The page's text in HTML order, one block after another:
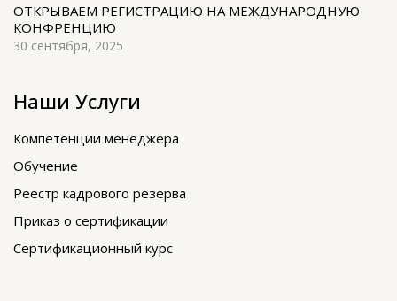
ОТКРЫВАЕМ РЕГИСТРАЦИЮ НА МЕЖДУНАРОДНУЮ
КОНФРЕНЦИЮ
30 сентября, 2025
Наши Услуги
Компетенции менеджера
Обучение
Реестр кадрового резерва
Приказ о сертификации
Сертификационный курс